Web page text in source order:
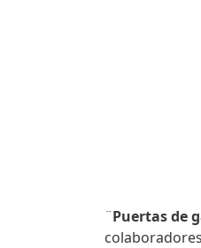
¨Puertas de